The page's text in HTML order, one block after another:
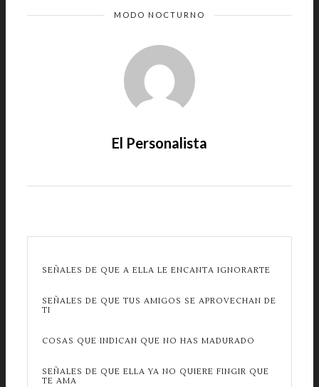
MODO NOCTURNO
El Personalista
SEÑALES DE QUE A ELLA LE ENCANTA IGNORARTE
SEÑALES DE QUE TUS AMIGOS SE APROVECHAN DE
TI
COSAS QUE INDICAN QUE NO HAS MADURADO
SEÑALES DE QUE ELLA YA NO QUIERE FINGIR QUE
TE AMA